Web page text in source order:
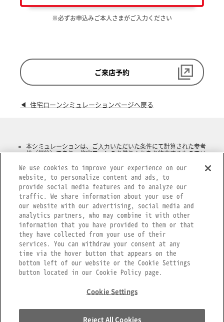
※必ずお申込みご本人さまがご入力ください
◀ 住宅ローンシミュレーションページへ戻る
ご来店予約
本シミュレーションは、ご⼊⼒いただいた条件にて計算された参考
値（概算）であり、住宅ローンのお借り⼊れをお約束するものでは
本シミュレーションでお客さまにご⼊⼒いただく⾦利は参考⾦利で
あり、実際のお借り⼊れに適⽤できることをお約束するものではあ
りません。
実際のお借り⼊れに適⽤する⾦利はお借り⼊れ時点での⾦利となり
ますので、実際のご返済額と異なる場合がございます。
ボーナス返済については、初回のボーナス返済をお借⼊⽇から6ヶ⽉
⽬とし、以後6ヶ⽉ごとの返済として算出しています。
固定⾦利を選択した場合、固定⾦利適⽤期間中のお借⼊利率および
ご返済額は⼀定です。固定⾦利適⽤期間終了後は、変動⾦利または
固定⾦利をご選択いただけますが、適⽤期間10 年、15年、20年の固
定⾦利はご選択いただけません。なお、お借⼊利率は固定⾦利期間
終了時点における新規お借⼊利率が適⽤されます。
お申込みに際しては、当⾏所定の審査をさせていただきます。結果
によっては、ご希望に添いかねる場合もございますので、ご了承く
ださい。
We use cookies to improve your experience on our
website, to personalize content and ads, to
provide social media features and to analyze our
traffic. We share information about your use of
our website with our advertising, social media and
analytics partners, who may combine it with other
information that you have provided to them or that
they have collected from your use of their
services. You can withdraw your consent at any
time via the hover button that appears on the
bottom left of our website or the Cookie Settings
button located in our Cookie Policy page.
Cookie Settings
Reject All Cookies